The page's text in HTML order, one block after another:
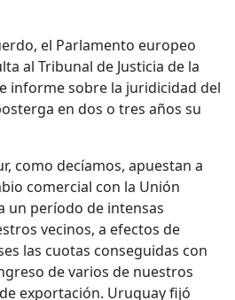
el Parlamento europeo
al Tribunal de Justicia de la
informe sobre la juridicidad del
en dos o tres años su
como decíamos, apuestan a
comercial con la Unión
un período de intensas
vecinos, a efectos de
las cuotas conseguidas con
de varios de nuestros
exportación. Uruguay fijó